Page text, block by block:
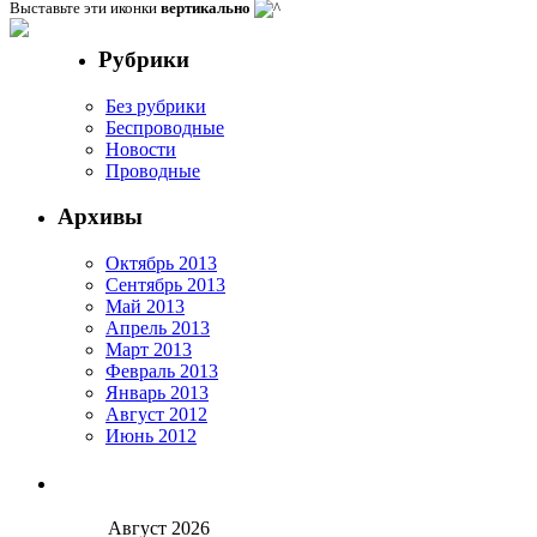
Выставьте эти иконки вертикально
Рубрики
Без рубрики
Беспроводные
Новости
Проводные
Архивы
Октябрь 2013
Сентябрь 2013
Май 2013
Апрель 2013
Март 2013
Февраль 2013
Январь 2013
Август 2012
Июнь 2012
Август 2026